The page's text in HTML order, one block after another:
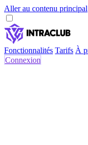
Aller au contenu principal
Fonctionnalités Tarifs À
Connexion